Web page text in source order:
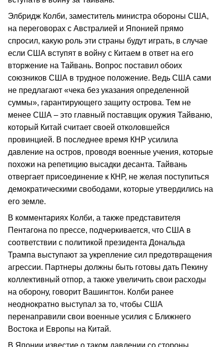
Элбридж Колби, заместитель министра обороны США,
на переговорах с Австралией и Японией прямо
спросил, какую роль эти страны будут играть, в случае
если США вступят в войну с Китаем в ответ на его
вторжение на Тайвань. Вопрос поставил обоих
союзников США в трудное положение. Ведь США сами
не предлагают «чека без указания определенной
суммы», гарантирующего защиту острова. Тем не
менее США – это главный поставщик оружия Тайваню,
который Китай считает своей отколовшейся
провинцией. В последнее время КНР усилила
давление на остров, проводя военные учения, которые
похожи на репетицию высадки десанта. Тайвань
отвергает присоединение к КНР, не желая поступиться
демократическими свободами, которые утвердились на
его земле.
В комментариях Колби, а также представителя
Пентагона по прессе, подчеркивается, что США в
соответствии с политикой президента Дональда
Трампа выступают за укрепление сил предотвращения
агрессии. Партнеры должны быть готовы дать Пекину
коллективный отпор, а также увеличить свои расходы
на оборону, говорит Вашингтон. Колби ранее
неоднократно выступал за то, чтобы США
перенаправили свои военные усилия с Ближнего
Востока и Европы на Китай.